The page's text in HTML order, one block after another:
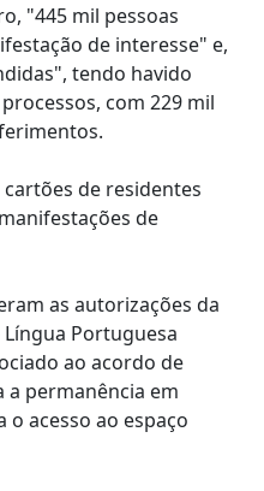
"445 mil pessoas
de interesse" e,
tendo havido
com 229 mil
de residentes
de
as autorizações da
Portuguesa
ao acordo de
permanência em
acesso ao espaço